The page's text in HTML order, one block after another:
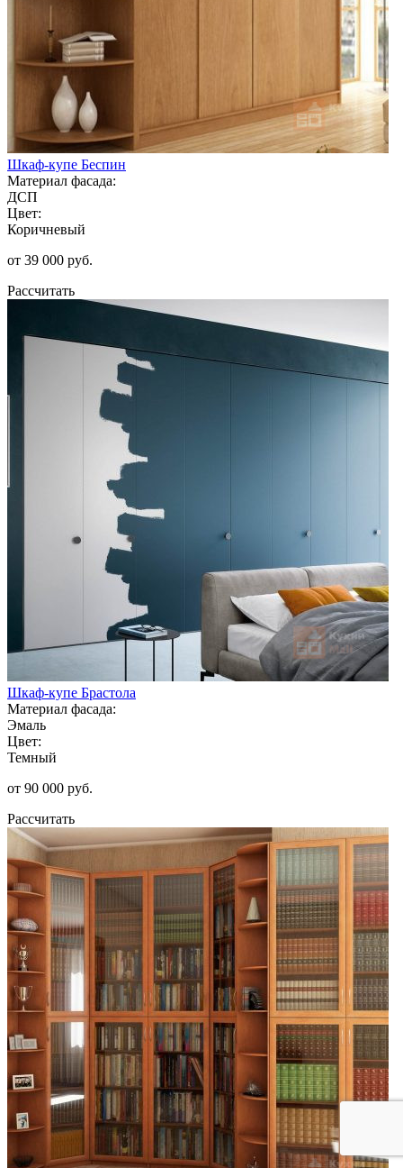
Шкаф-купе Беспин
Материал фасада:
ДСП
Цвет:
Коричневый
от 39 000 руб.
Рассчитать
Шкаф-купе Брастола
Материал фасада:
Эмаль
Цвет:
Темный
от 90 000 руб.
Рассчитать